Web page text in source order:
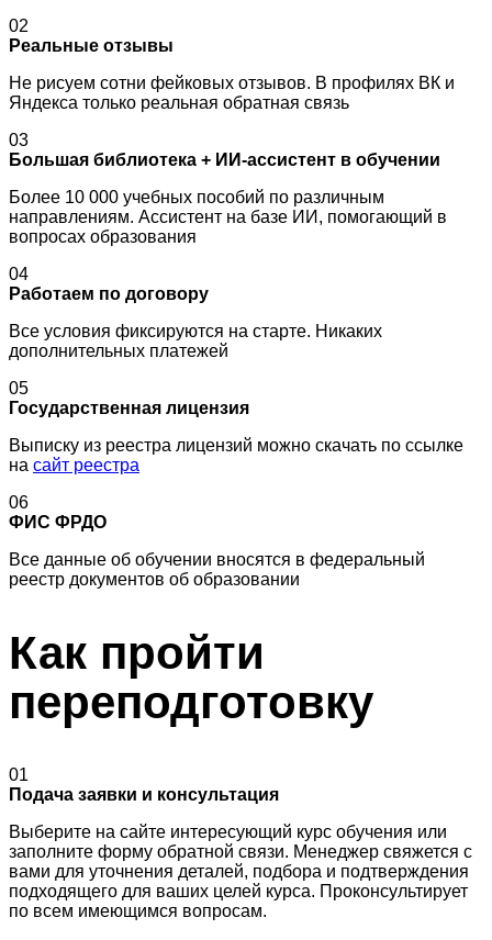
02
Реальные отзывы
Не рисуем сотни фейковых отзывов. В профилях ВК и
Яндекса только реальная обратная связь
03
Большая библиотека + ИИ-ассистент в обучении
Более 10 000 учебных пособий по различным
направлениям. Ассистент на базе ИИ, помогающий в
вопросах образования
04
Работаем по договору
Все условия фиксируются на старте. Никаких
дополнительных платежей
05
Государственная лицензия
Выписку из реестра лицензий можно скачать по ссылке
на сайт реестра
06
ФИС ФРДО
Все данные об обучении вносятся в федеральный
реестр документов об образовании
Как пройти
переподготовку
01
Подача заявки и консультация
Выберите на сайте интересующий курс обучения или
заполните форму обратной связи. Менеджер свяжется с
вами для уточнения деталей, подбора и подтверждения
подходящего для ваших целей курса. Проконсультирует
по всем имеющимся вопросам.